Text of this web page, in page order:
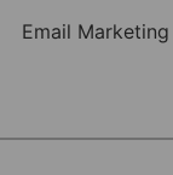
Email